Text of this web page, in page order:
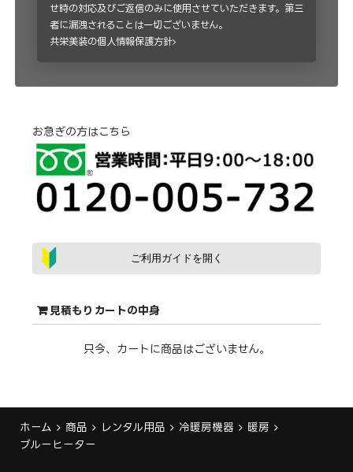
せ時の対応及びご返信のみに使用させていただきます。第三
者に漏洩されることは一切ございません。
共栄美装の個人情報保護方針
お急ぎの方はこちら
ご利用ガイドを開く
見積もりカートの中身
只今、カートに商品はございません。
ホーム 商品 レンタル用品 冷暖房機器
暖房
ブルーヒーター